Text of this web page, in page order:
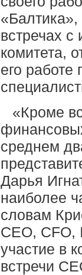
встречах с
комитета,
его
«Кроме
среднем
Дарья
наиболее
словам
CEO, CFO,
участие в
встречи